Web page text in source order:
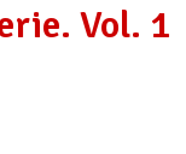
Vol. 1